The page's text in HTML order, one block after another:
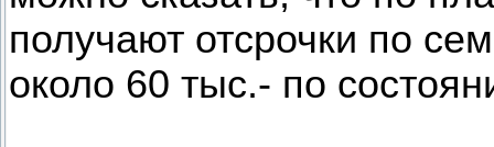
получают отсрочки по
около 60 тыс.- по